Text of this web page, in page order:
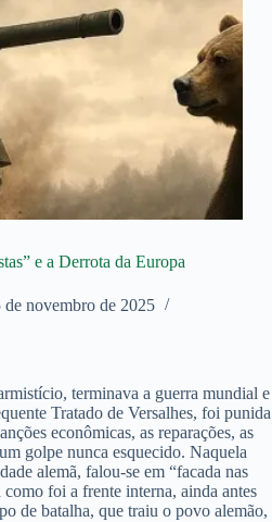
e a Derrota da Europa
de novembro de 2025
terminava a guerra mundial e
Tratado de Versalhes, foi punida
econômicas, as reparações, as
golpe nunca esquecido. Naquela
alemã, falou-se em “facada nas
foi a frente interna, ainda antes
de batalha, que traiu o povo alemão,